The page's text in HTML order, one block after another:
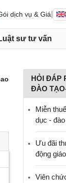
dịch vụ & Giá
sư tư vấn
HỎI ĐÁP
ĐÀO
Miễn
dục -
Ưu đãi
động
Viên